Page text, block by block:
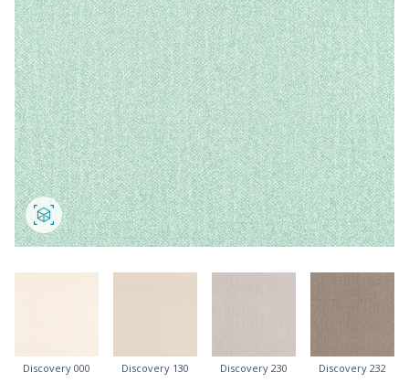
Discovery 000 Discovery 130 Discovery 230 Discovery 232